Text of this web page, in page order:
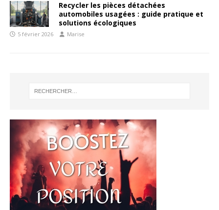
Recycler les pièces détachées
automobiles usagées : guide pratique et
solutions écologiques
5 février 2026 Marise